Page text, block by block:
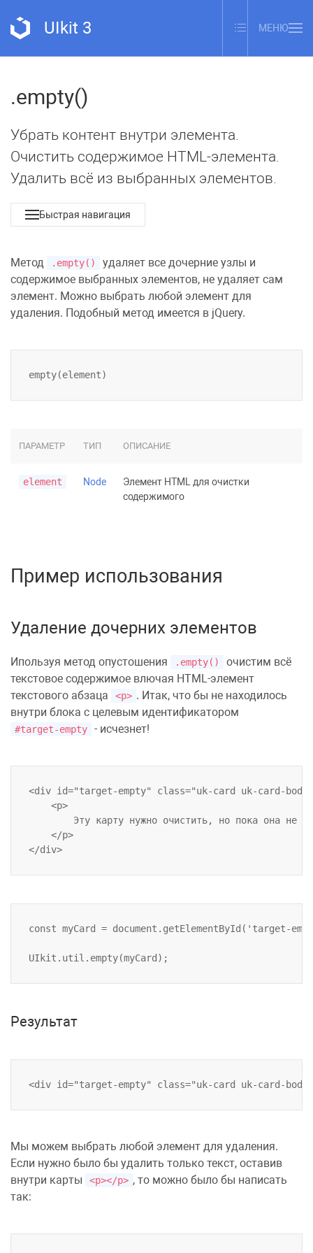
UIkit 3 МЕНЮ
.empty()
Убрать контент внутри элемента.
Очистить содержимое HTML-элемента.
Удалить всё из выбранных элементов.
Быстрая навигация
Метод .empty()
удаляет все дочерние узлы и
содержимое выбранных элементов, не удаляет сам
элемент. Можно выбрать любой элемент для
удаления. Подобный метод имеется в jQuery.
ПАРАМЕТР ТИП ОПИСАНИЕ
element Node
Элемент HTML для очистки
содержимого
Пример использования
Удаление дочерних элементов
Ипользуя метод опустошения .empty()
очистим всё
текстовое содержимое влючая HTML-элемент
текстового абзаца
<p> . Итак, что бы не находилось
внутри блока с целевым идентификатором
#target-empty - исчезнет!
<div id="target-empty" class="uk-card uk-card-
    <p>
    </p>
const myCard = document.getElementById('target-
Результат
Мы можем выбрать любой элемент для удаления.
Если нужно было бы удалить только текст, оставив
внутри карты
<p></p> , то можно было бы написать
так: